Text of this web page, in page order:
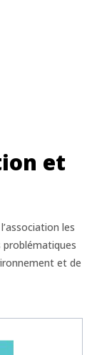
et
les
problématiques
et de